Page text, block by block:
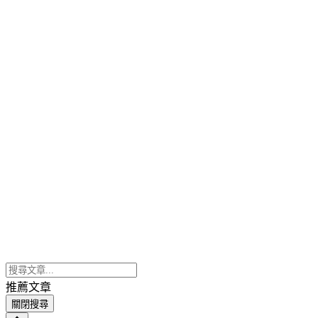
推薦文章
關閉搜尋